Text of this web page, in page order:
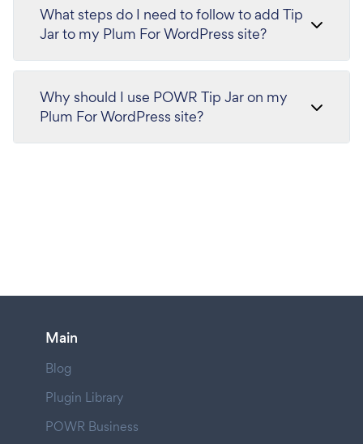
What steps do I need to follow to add Tip
Jar to my Plum For WordPress site?
Why should I use POWR Tip Jar on my
Plum For WordPress site?
Main
Blog
Plugin Library
POWR Business